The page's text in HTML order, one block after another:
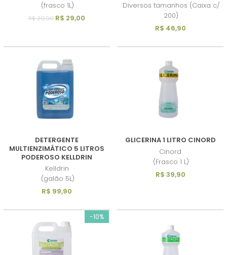
(frasco 1L)
R$ 29,90 R$ 29,00
Diversos tamanhos (Caixa c/
200)
R$ 46,90
DETERGENTE
MULTIENZIMÁTICO 5 LITROS
PODEROSO KELLDRIN
Kelldrin
(galão 5L)
R$ 99,90
GLICERINA 1 LITRO CINORD
Cinord
(Frasco 1 L)
R$ 39,90
-10%